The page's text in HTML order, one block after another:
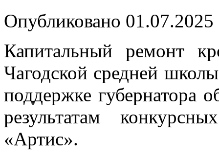
Опубликовано
Капитальный ремонт
Чагодской средней
поддержке губернатора
результатам
«Артис».